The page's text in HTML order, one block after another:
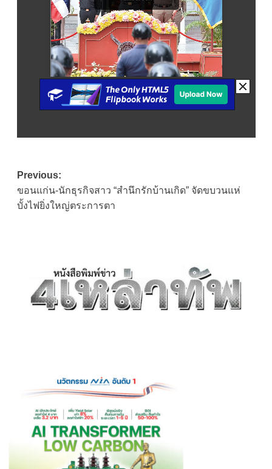
Post
navigation
Previous:
ขอนแก่น-นักธุรกิจสาว “สำนึกรักบ้านเกิด” จัดขบวนแห่
บั้งไฟยิ่งใหญ่ตระการตา